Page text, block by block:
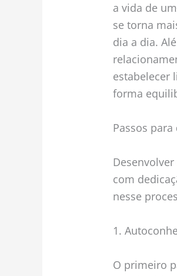
a vida de
se torna
dia a dia.
estabelecer
forma
Passos
com
nesse
1.
O primeiro